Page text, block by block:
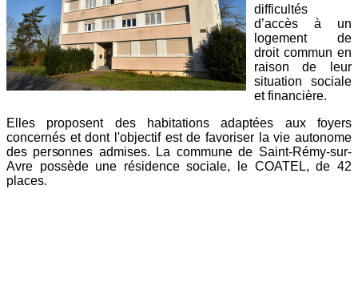
difficultés
d’accès à un
logement de
droit commun en
raison de leur
situation sociale
et financière.
Elles proposent des habitations adaptées aux foyers
concernés et dont l'objectif est de favoriser la vie autonome
des personnes admises. La commune de Saint-Rémy-sur-
Avre possède une résidence sociale, le COATEL, de 42
places.